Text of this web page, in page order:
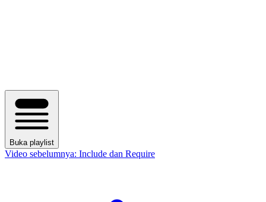
Buka playlist
Video sebelumnya: Include dan Require